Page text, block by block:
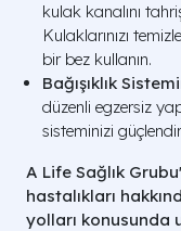
kulak kanalını
Kulaklarınızı
bir bez kullanın.
Bağışıklık
düzenli egzersiz
sisteminizi
A Life Sağlık
hastalıkları
yolları konusunda